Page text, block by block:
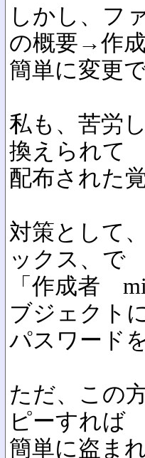
しかし、フ
の概要→作
簡単に変更
私も、苦労
換えられて
配布された
対策として
ックス、で
「作成者
ブジェクト
パスワード
ただ、この
ピーすれば
簡単に盗ま